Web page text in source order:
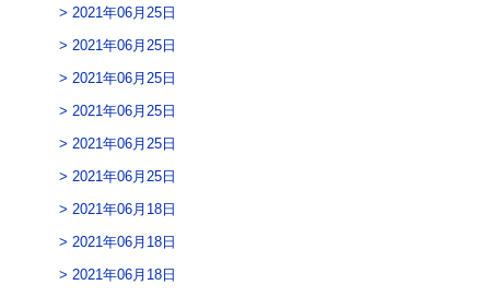
2021年06月25日
2021年06月25日
2021年06月25日
2021年06月25日
2021年06月25日
2021年06月25日
2021年06月18日
2021年06月18日
2021年06月18日